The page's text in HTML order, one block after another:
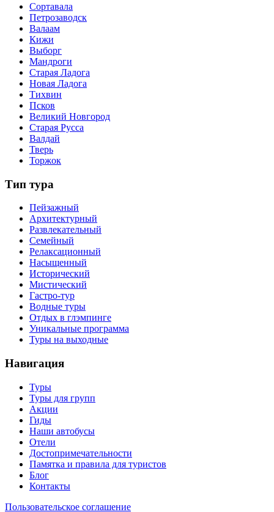
Сортавала
Петрозаводск
Валаам
Кижи
Выборг
Мандроги
Старая Ладога
Новая Ладога
Тихвин
Псков
Великий Новгород
Старая Русса
Валдай
Тверь
Торжок
Тип тура
Пейзажный
Архитектурный
Развлекательный
Семейный
Релаксационный
Насыщенный
Исторический
Мистический
Гастро-тур
Водные туры
Отдых в глэмпинге
Уникальные программа
Туры на выходные
Навигация
Туры
Туры для групп
Акции
Гиды
Наши автобусы
Отели
Достопримечательности
Памятка и правила для туристов
Блог
Контакты
Пользовательское соглашение